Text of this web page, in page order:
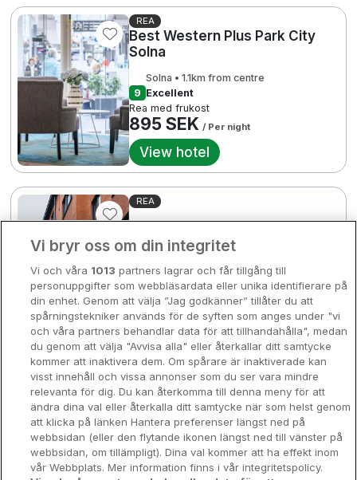
Malmö
Hela Norge
Oslo
Bergen
3444 SEK
2
978 SEK
895 SEK
2
REA
Best Western Plus Park City
Solna
Solna • 1.1km from centre
9 Excellent
Rea med frukost
895 SEK / Per night
View hotel
REA
Stureplan
Stockholm • 1.4km from centre
9.8 Excellent
Rea med frukost
1690 SEK / Per night
View hotel
Good Morning Hägersten
Stockholm • 7.3km from centre
8.6 Excellent
Registrera ditt hotellCookie policy & Integritetspolicy
Hotellweekend
Familjerum
Europa
Premiumhotell
Storstadsweekend
Hotellrum under 995 kr
Spahotell
Sydsverige
Om Hotellpremien
Nya hotell
Stadsweekend
Vi bryr oss om din integritet
Vi och våra 1013 partners lagrar och får tillgång till
personuppgifter som webbläsardata eller unika identifierare på
din enhet. Genom att välja ”Jag godkänner” tillåter du att
spårningstekniker används för de syften som anges under "vi
och våra partners behandlar data för att tillhandahålla", medan
du genom att välja "Avvisa alla" eller återkallar ditt samtycke
kommer att inaktivera dem. Om spårare är inaktiverade kan
visst innehåll och vissa annonser som du ser vara mindre
relevanta för dig. Du kan återkomma till denna meny för att
ändra dina val eller återkalla ditt samtycke när som helst genom
att klicka på länken Hantera preferenser längst ned på
webbsidan (eller den flytande ikonen längst ned till vänster på
webbsidan, om tillämpligt). Dina val kommer att ha effekt inom
vår Webbplats. Mer information finns i vår integritetspolicy.